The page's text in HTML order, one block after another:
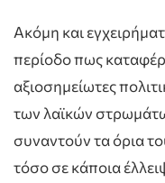
Ακόμη και
περίοδο πως
αξιοσημείωτες
των λαϊκών
συναντούν τα όρια
τόσο σε κάποια